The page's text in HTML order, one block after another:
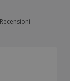
Recensioni